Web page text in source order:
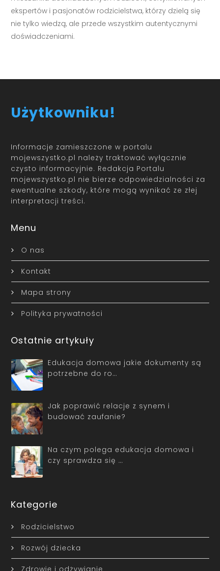
ekspertów i pasjonatów rodzicielstwa, którzy dzielą się
nie tylko wiedzą, ale przede wszystkim autentycznymi
doświadczeniami.
Użytkowniku!
Informacje zamieszczone w portalu
mojewszystko.pl należy traktować wyłącznie
czysto informacyjnie. Redakcja Portalu
mojewszystko.pl nie bierze odpowiedzialności za
ewentualne szkody, które mogą wynikać ze złej
interpretacji treści.
Menu
O nas
Kontakt
Mapa strony
Polityka prywatności
Ostatnie artykuły
Edukacja domowa jakie dokumenty są
potrzebne do ro…
Jak poprawić relacje z synem i
budować zaufanie?
Na czym polega edukacja domowa i
czy sprawdza się …
Kategorie
Rodzicielstwo
Rozwój dziecka
Zdrowie i odżywianie